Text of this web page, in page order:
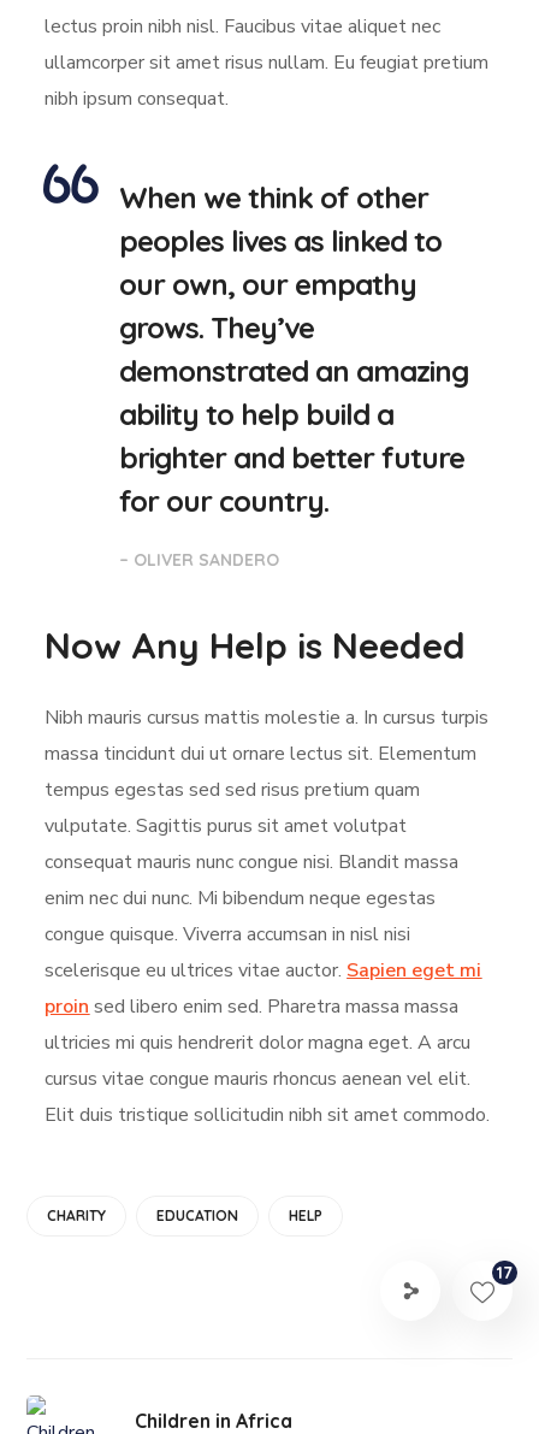
lectus proin nibh nisl. Faucibus vitae aliquet nec
ullamcorper sit amet risus nullam. Eu feugiat pretium
nibh ipsum consequat.
When we think of other
peoples lives as linked to
our own, our empathy
grows. They’ve
demonstrated an amazing
ability to help build a
brighter and better future
for our country.
– OLIVER SANDERO
Now Any Help is Needed
Nibh mauris cursus mattis molestie a. In cursus turpis
massa tincidunt dui ut ornare lectus sit. Elementum
tempus egestas sed sed risus pretium quam
vulputate. Sagittis purus sit amet volutpat
consequat mauris nunc congue nisi. Blandit massa
enim nec dui nunc. Mi bibendum neque egestas
congue quisque. Viverra accumsan in nisl nisi
scelerisque eu ultrices vitae auctor. Sapien eget mi
proin sed libero enim sed. Pharetra massa massa
ultricies mi quis hendrerit dolor magna eget. A arcu
cursus vitae congue mauris rhoncus aenean vel elit.
Elit duis tristique sollicitudin nibh sit amet commodo.
CHARITY EDUCATION HELP
17
Children in Africa